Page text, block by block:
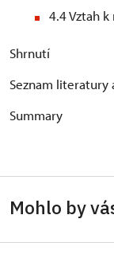
4.4 Vztah
Shrnutí
Seznam literatury
Summary
Mohlo by